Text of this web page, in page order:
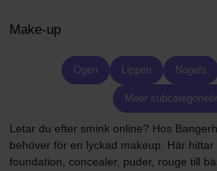
Make-up
Ogen Lippen Nagels
Meer
Letar du efter smink online? Hos
behöver för en lyckad makeup. Här hittar
foundation, concealer, puder, rouge till